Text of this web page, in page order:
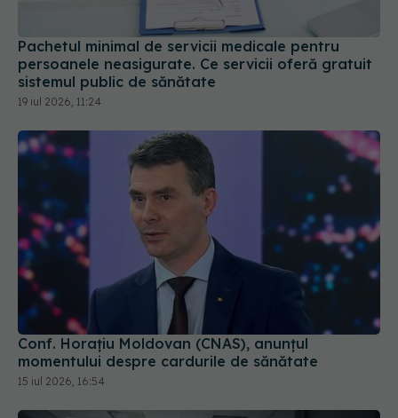
Pachetul minimal de servicii medicale pentru
persoanele neasigurate. Ce servicii oferă gratuit
sistemul public de sănătate
19 iul 2026, 11:24
Conf. Horațiu Moldovan (CNAS), anunțul
momentului despre cardurile de sănătate
15 iul 2026, 16:54